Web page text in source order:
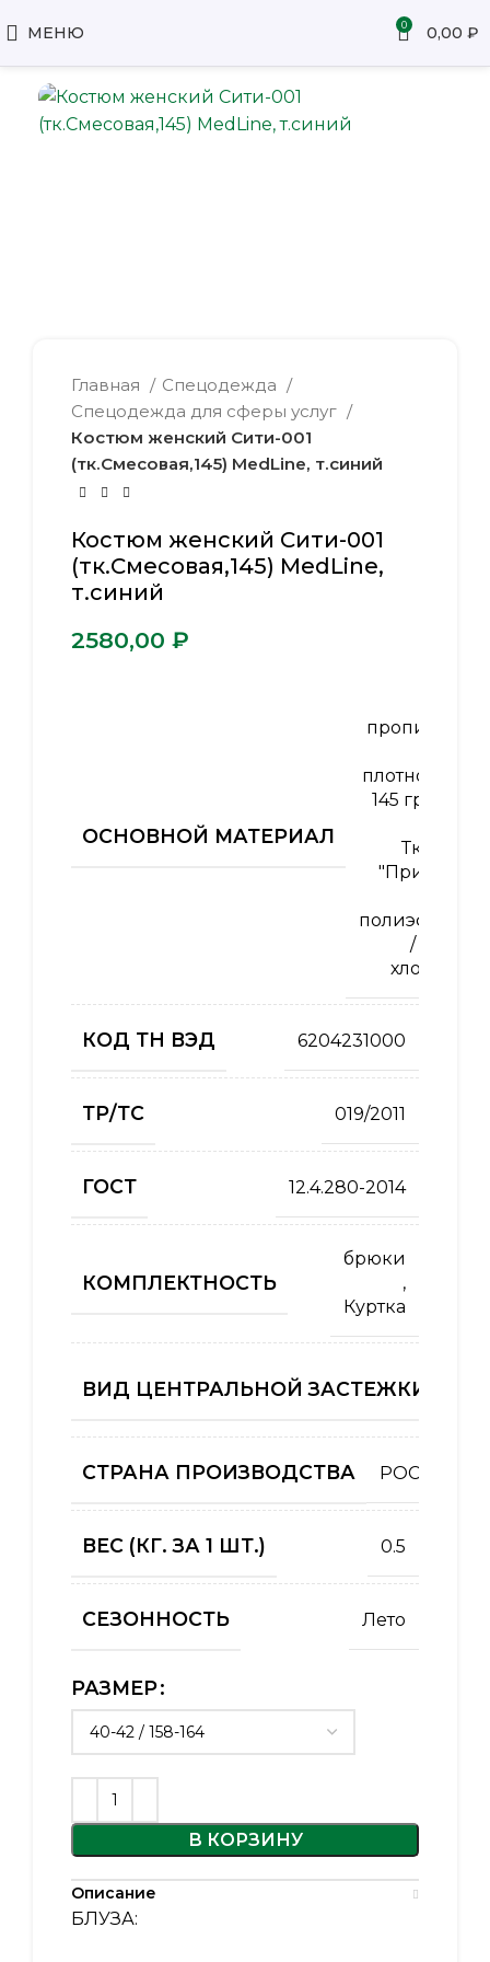
МЕНЮ 0 0,00 ₽
Главная
Спецодежда
Спецодежда для сферы услуг
Костюм женский Сити-001
(тк.Смесовая,145) MedLine, т.синий
Костюм женский Сити-001
(тк.Смесовая,145) MedLine,
т.синий
₽
ОСНОВНОЙ МАТЕРИАЛ
пропитка
плотность
145 гр/м2
Ткань
"Прима"
полиэфир
/ 55%
хлопок
КОД ТН ВЭД 6204231000
ТР/ТС 019/2011
ГОСТ 12.4.280-2014
КОМПЛЕКТНОСТЬ
брюки
,
Куртка
ВИД ЦЕНТРАЛЬНОЙ ЗАСТЕЖКИ
СТРАНА ПРОИЗВОДСТВА РОССИЯ
ВЕС (КГ. ЗА 1 ШТ.) 0.5
СЕЗОННОСТЬ Лето
РАЗМЕР
В КОРЗИНУ
Описание
БЛУЗА: